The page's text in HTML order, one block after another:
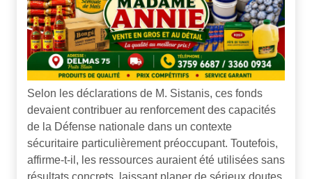
Selon les déclarations de M. Sistanis, ces fonds
devaient contribuer au renforcement des capacités
de la Défense nationale dans un contexte
sécuritaire particulièrement préoccupant. Toutefois,
affirme-t-il, les ressources auraient été utilisées sans